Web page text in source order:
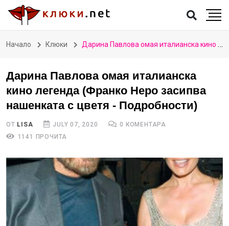
Начало Клюки Дарина Павлова омая италианска кино легенда (Франко Неро засипва нашенката с цветя - Подробности)
Дарина Павлова омая италианска
кино легенда (Франко Неро засипва
нашенката с цветя - Подробности)
ОТ LISA JULY 07, 2020
0 КОМЕНТАРА
1141 ПРОЧИТА